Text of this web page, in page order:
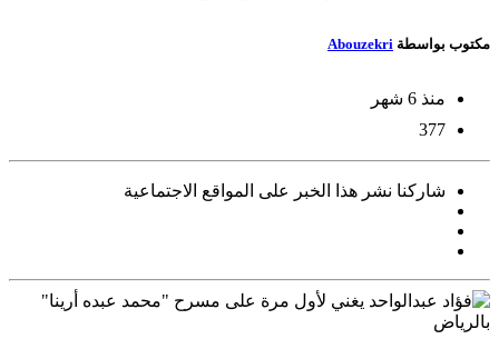
مكتوب بواسطة Abouzekri
منذ 6 شهر
377
شاركنا نشر هذا الخبر على المواقع الاجتماعية